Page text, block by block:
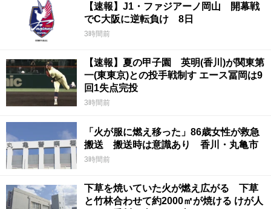
【速報】J1・ファジアーノ岡山 開幕戦
でC大阪に逆転負け 8日
3時間前
【速報】夏の甲子園 英明(香川)が関東第
一(東東京)との投手戦制す エース冨岡は9
回1失点完投
3時間前
「火が服に燃え移った」86歳女性が救急
搬送 搬送時は意識あり 香川・丸亀市
3時間前
下草を焼いていた火が燃え広がる 下草
と竹林合わせて約2000㎡が焼ける けが人